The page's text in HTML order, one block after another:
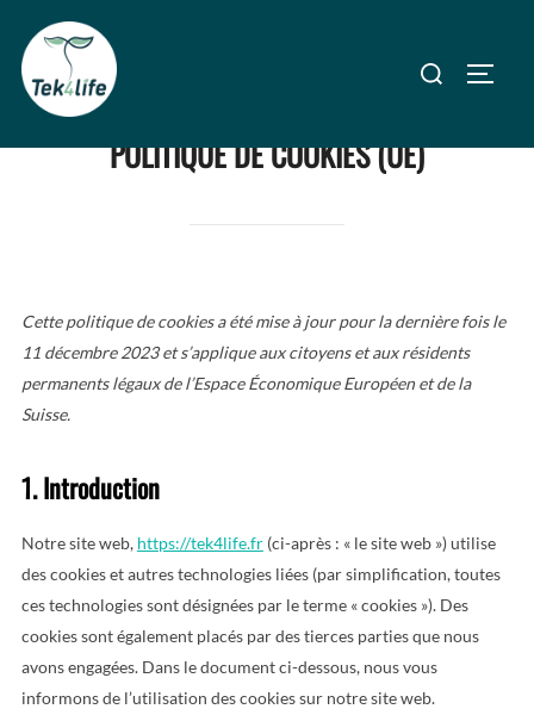
contenu
Rechercher :
POLITIQUE DE COOKIES (UE)
Cette politique de cookies a été mise à jour pour la dernière fois le
11 décembre 2023 et s’applique aux citoyens et aux résidents
permanents légaux de l’Espace Économique Européen et de la
Suisse.
1. Introduction
Notre site web, https://tek4life.fr(ci-après : « le site web ») utilise
des cookies et autres technologies liées (par simplification, toutes
ces technologies sont désignées par le terme « cookies »). Des
cookies sont également placés par des tierces parties que nous
avons engagées. Dans le document ci-dessous, nous vous
informons de l’utilisation des cookies sur notre site web.